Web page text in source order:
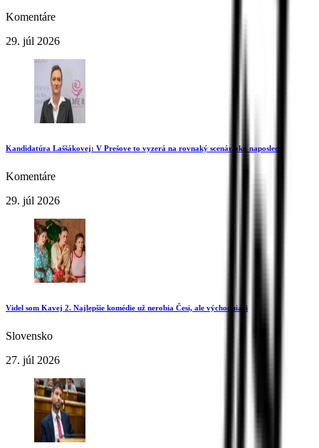
Komentáre
29. júl 2026
Kandidatúra Laššákovej: V Prešove to vyzerá na rovnaký scenár ako naposledy
Komentáre
29. júl 2026
Videl som Kavej 2. Najlepšie komédie už nerobia Česi, ale východniari
Slovensko
27. júl 2026